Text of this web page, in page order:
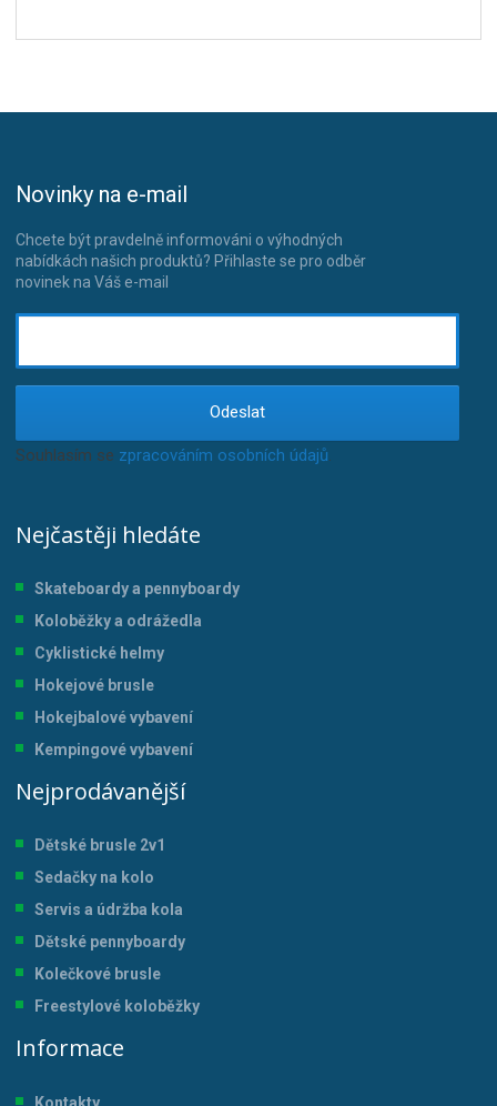
Novinky na e-mail
Chcete být pravdelně informováni o výhodných
nabídkách našich produktů? Přihlaste se pro odběr
novinek na Váš e-mail
Odeslat
Souhlasím se zpracováním osobních údajů.
Nejčastěji hledáte
Skateboardy a pennyboardy
Koloběžky a odrážedla
Cyklistické helmy
Hokejové brusle
Hokejbalové vybavení
Kempingové vybavení
Nejprodávanější
Dětské brusle 2v1
Sedačky na kolo
Servis a údržba kola
Dětské pennyboardy
Kolečkové brusle
Freestylové koloběžky
Informace
Kontakty